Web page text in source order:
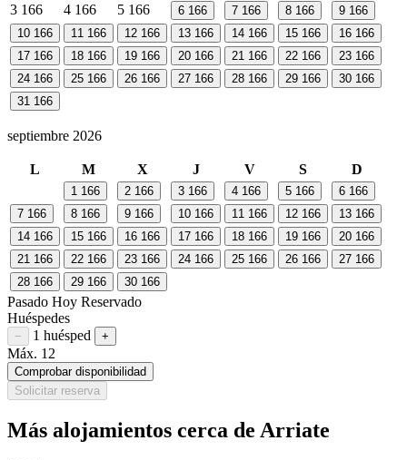
3 166 4 166 5 166 6 166 7 166 8 166 9 166
10 166 11 166 12 166 13 166 14 166 15 166 16 166
17 166 18 166 19 166 20 166 21 166 22 166 23 166
24 166 25 166 26 166 27 166 28 166 29 166 30 166
31 166
septiembre 2026
L M X J V S D
1 166 2 166 3 166 4 166 5 166 6 166
7 166 8 166 9 166 10 166 11 166 12 166 13 166
14 166 15 166 16 166 17 166 18 166 19 166 20 166
21 166 22 166 23 166 24 166 25 166 26 166 27 166
28 166 29 166 30 166
Pasado Hoy Reservado
Huéspedes
Restar huésped
− 1 huésped Sumar huésped
+
Máx. 12
Comprobar disponibilidad
Solicitar reserva
Más alojamientos cerca de Arriate